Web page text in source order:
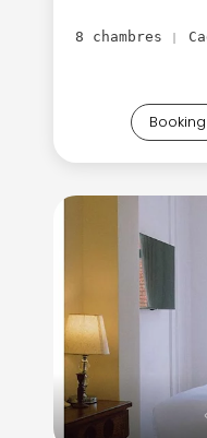
8 chambres
Booking